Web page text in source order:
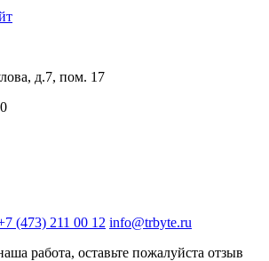
д.7, пом. 17
(473) 211 00 12 info@trbyte.ru
работа, оставьте пожалуйста отзыв